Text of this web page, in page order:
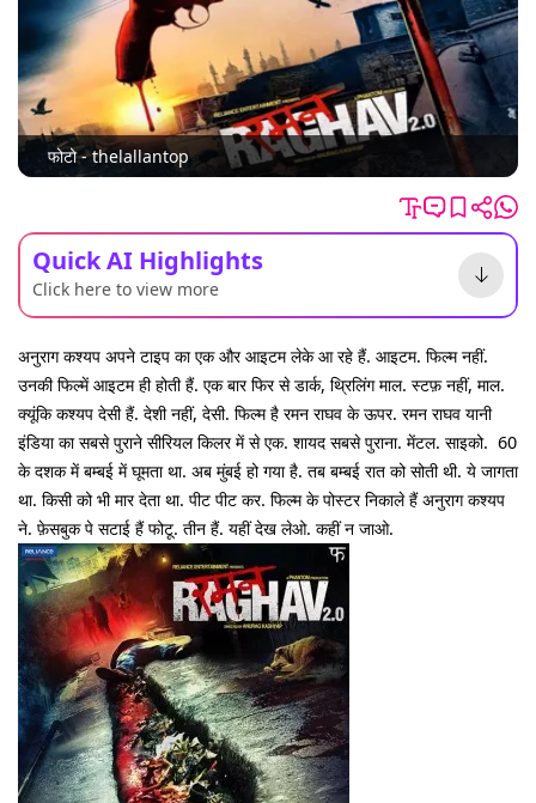
फोटो - thelallantop
Quick AI Highlights
Click here to view more
अनुराग कश्यप अपने टाइप का एक और आइटम लेके आ रहे हैं. आइटम. फिल्म नहीं.
उनकी फिल्में आइटम ही होती हैं. एक बार फिर से डार्क, थ्रिलिंग माल. स्टफ़ नहीं, माल.
क्यूंकि कश्यप देसी हैं. देशी नहीं, देसी. फिल्म है रमन राघव के ऊपर. रमन राघव यानी
इंडिया का सबसे पुराने सीरियल किलर में से एक. शायद सबसे पुराना. मेंटल. साइको. 60
के दशक में बम्बई में घूमता था. अब मुंबई हो गया है. तब बम्बई रात को सोती थी. ये जागता
था. किसी को भी मार देता था. पीट पीट कर. फिल्म के पोस्टर निकाले हैं अनुराग कश्यप
ने. फ़ेसबुक पे सटाई हैं फोटू. तीन हैं. यहीं देख लेओ. कहीं न जाओ.